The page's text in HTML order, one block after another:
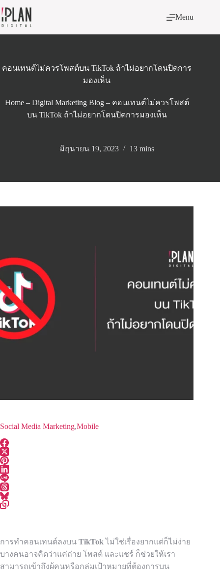
to
content
Menu
คอนเทนต์ไม่ควรโพสต์บน TikTok ถ้าไม่อยากโดนปิดการ
มองเห็น
Home– Digital Marketing Blog– คอนเทนต์ไม่ควรโพสต์
บน TikTok ถ้าไม่อยากโดนปิดการมองเห็น
มิถุนายน 19, 2023 13 mins
Social Media Marketing,Mobile
การทำคอนเทนต์ลงบน TikTok ไม่ใช่เรื่องยากแต่ก็ไม่ง่าย
บางคนอาจคิดว่าแค่ถ่าย โพสต์ และแชร์ ก็ช่วยให้เรา
สามารถเข้าถึงผู้คนหรือกลุ่มเป้าหมายที่ต้องการบน